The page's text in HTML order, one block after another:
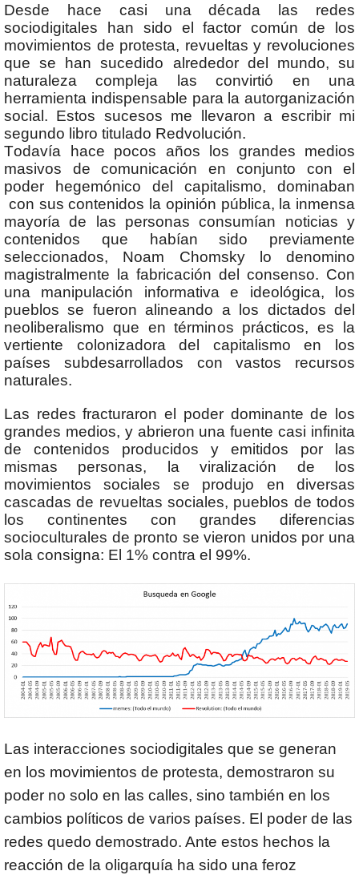
Desde hace casi una década las redes
sociodigitales han sido el factor común de los
movimientos de protesta, revueltas y revoluciones
que se han sucedido alrededor del mundo, su
naturaleza compleja las convirtió en una
herramienta indispensable para la autorganización
social. Estos sucesos me llevaron a escribir mi
segundo libro titulado Redvolución.
Todavía hace pocos años los grandes medios
masivos de comunicación en conjunto con el
poder hegemónico del capitalismo, dominaban
con sus contenidos la opinión pública, la inmensa
mayoría de las personas consumían noticias y
contenidos que habían sido previamente
seleccionados, Noam Chomsky lo denomino
magistralmente la fabricación del consenso. Con
una manipulación informativa e ideológica, los
pueblos se fueron alineando a los dictados del
neoliberalismo que en términos prácticos, es la
vertiente colonizadora del capitalismo en los
países subdesarrollados con vastos recursos
naturales.
Las redes fracturaron el poder dominante de los
grandes medios, y abrieron una fuente casi infinita
de contenidos producidos y emitidos por las
mismas personas, la viralización de los
movimientos sociales se produjo en diversas
cascadas de revueltas sociales, pueblos de todos
los continentes con grandes diferencias
socioculturales de pronto se vieron unidos por una
sola consigna: El 1% contra el 99%.
Las interacciones sociodigitales que se generan
en los movimientos de protesta, demostraron su
poder no solo en las calles, sino también en los
cambios políticos de varios países. El poder de las
redes quedo demostrado. Ante estos hechos la
reacción de la oligarquía ha sido una feroz